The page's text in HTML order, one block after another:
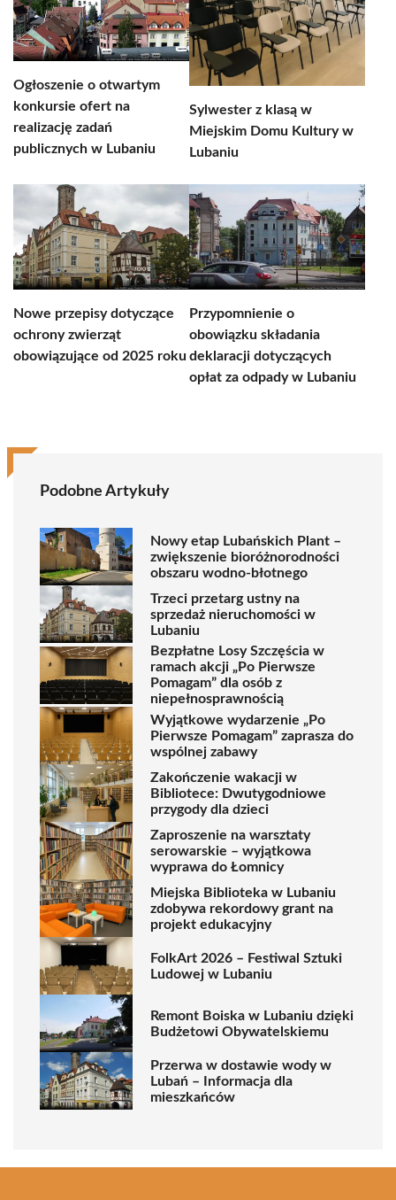
Ogłoszenie o otwartym
konkursie ofert na
realizację zadań
publicznych w Lubaniu
Sylwester z klasą w
Miejskim Domu Kultury w
Lubaniu
Nowe przepisy dotyczące
ochrony zwierząt
obowiązujące od 2025 roku
Przypomnienie o
obowiązku składania
deklaracji dotyczących
opłat za odpady w Lubaniu
Podobne Artykuły
Nowy etap Lubańskich Plant –
zwiększenie bioróżnorodności
obszaru wodno-błotnego
Trzeci przetarg ustny na
sprzedaż nieruchomości w
Lubaniu
Bezpłatne Losy Szczęścia w
ramach akcji „Po Pierwsze
Pomagam” dla osób z
niepełnosprawnością
Wyjątkowe wydarzenie „Po
Pierwsze Pomagam” zaprasza do
wspólnej zabawy
Zakończenie wakacji w
Bibliotece: Dwutygodniowe
przygody dla dzieci
Zaproszenie na warsztaty
serowarskie – wyjątkowa
wyprawa do Łomnicy
Miejska Biblioteka w Lubaniu
zdobywa rekordowy grant na
projekt edukacyjny
FolkArt 2026 – Festiwal Sztuki
Ludowej w Lubaniu
Remont Boiska w Lubaniu dzięki
Budżetowi Obywatelskiemu
Przerwa w dostawie wody w
Lubań – Informacja dla
mieszkańców